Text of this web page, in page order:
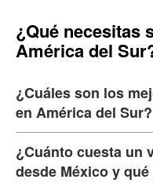
¿Qué necesitas
América del
¿Cuáles son los
en América del Sur?
¿Cuánto cuesta un
desde México y